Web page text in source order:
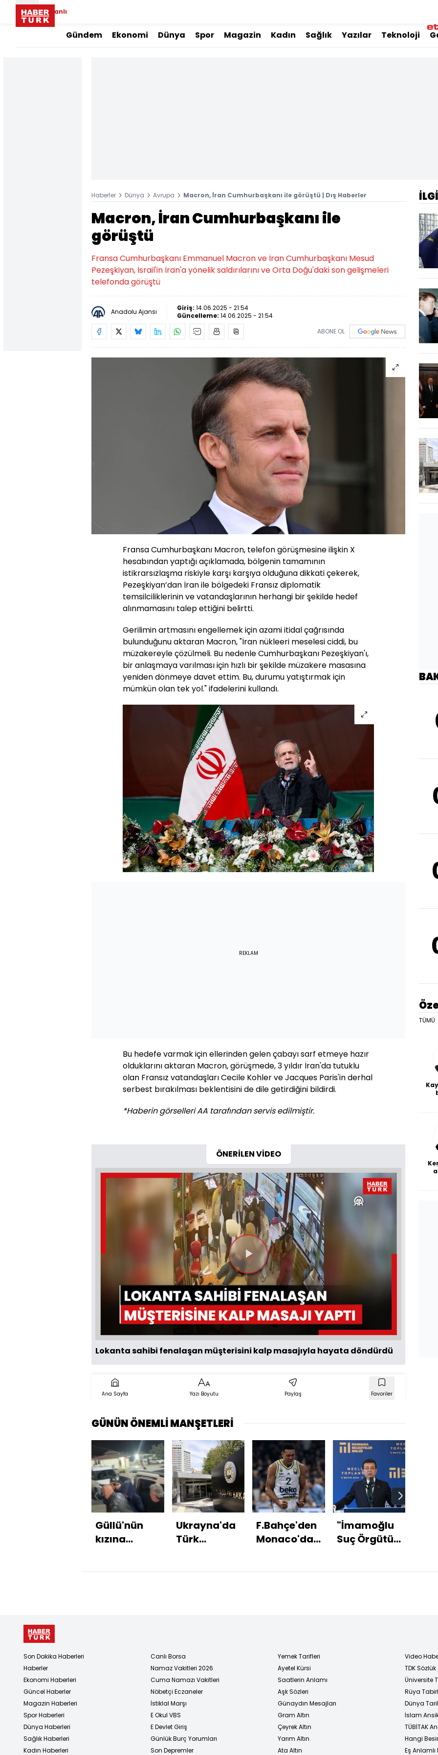
Canlı
Gündem Ekonomi Dünya Spor Magazin Kadın Sağlık Yazılar Teknoloji
Haberler Dünya Avrupa Macron, İran Cumhurbaşkanı ile görüştü | Dış Haberler
Macron, İran Cumhurbaşkanı ile
görüştü
Fransa Cumhurbaşkanı Emmanuel Macron ve İran Cumhurbaşkanı Mesud
Pezeşkiyan, İsrail'in İran'a yönelik saldırılarını ve Orta Doğu'daki son gelişmeleri
telefonda görüştü
Anadolu Ajansı Giriş: 14.06.2025 - 21:54
Güncelleme: 14.06.2025 - 21:54
ABONE OL
Fransa Cumhurbaşkanı Macron, telefon görüşmesine ilişkin X
hesabından yaptığı açıklamada, bölgenin tamamının
istikrarsızlaşma riskiyle karşı karşıya olduğuna dikkati çekerek,
Pezeşkiyan’dan İran ile bölgedeki Fransız diplomatik
temsilciliklerinin ve vatandaşlarının herhangi bir şekilde hedef
alınmamasını talep ettiğini belirtti.
Gerilimin artmasını engellemek için azami itidal çağrısında
bulunduğunu aktaran Macron, "İran nükleeri meselesi ciddi, bu
müzakereyle çözülmeli. Bu nedenle Cumhurbaşkanı Pezeşkiyan'ı,
bir anlaşmaya varılması için hızlı bir şekilde müzakere masasına
yeniden dönmeye davet ettim. Bu, durumu yatıştırmak için
mümkün olan tek yol." ifadelerini kullandı.
REKLAM
Bu hedefe varmak için ellerinden gelen çabayı sarf etmeye hazır
olduklarını aktaran Macron, görüşmede, 3 yıldır İran'da tutuklu
olan Fransız vatandaşları Cecile Kohler ve Jacques Paris'in derhal
serbest bırakılması beklentisini de dile getirdiğini bildirdi.
*Haberin görselleri AA tarafından servis edilmiştir.
ÖNERİLEN VİDEO
Videoyu
Oynat
Lokanta sahibi fenalaşan müşterisini kalp masajıyla hayata döndürdü
Ana Sayfa Yazı Boyutu Paylaş Favoriler
GÜNÜN ÖNEMLİ MANŞETLERİ
Güllü'nün
kızına
Ukrayna'da
Türk
F.Bahçe'den
Monaco'da
"İmamoğlu
Suç Örgütü"
TÜMÜ
Son Dakika Haberleri
Haberler
Ekonomi Haberleri
Güncel Haberler
Magazin Haberleri
Spor Haberleri
Dünya Haberleri
Sağlık Haberleri
Kadın Haberleri
Canlı Borsa
Namaz Vakitleri 2026
Cuma Namazı Vakitleri
Nöbetçi Eczaneler
İstiklal Marşı
E Okul VBS
E Devlet Giriş
Günlük Burç Yorumları
Son Depremler
Yemek Tarifleri
Ayetel Kürsi
Saatlerin Anlamı
Aşk Sözleri
Günaydın Mesajları
Gram Altın
Çeyrek Altın
Yarım Altın
Ata Altın
Video
TDK
Üniversite
Rüya
Dünya
İslam
TÜBİTAK
Hangi
Eş